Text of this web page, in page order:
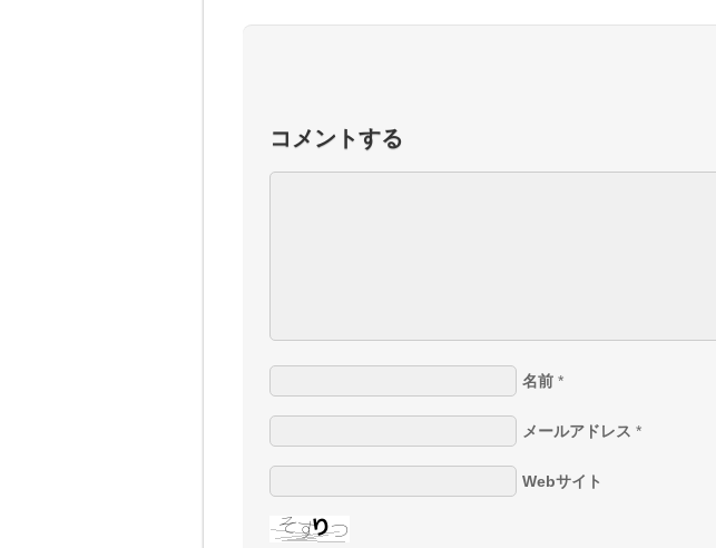
コメントする
名前 *
メールアドレス *
Webサイト